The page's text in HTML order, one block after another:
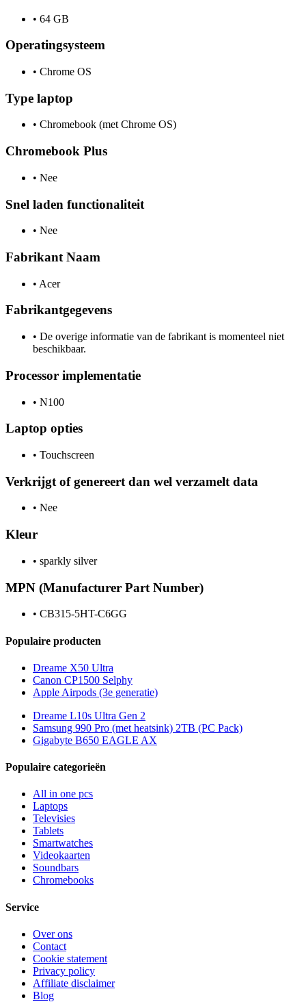
• 64 GB
Operatingsysteem
• Chrome OS
Type laptop
• Chromebook (met Chrome OS)
Chromebook Plus
• Nee
Snel laden functionaliteit
• Nee
Fabrikant Naam
• Acer
Fabrikantgegevens
• De overige informatie van de fabrikant is momenteel niet
beschikbaar.
Processor implementatie
• N100
Laptop opties
• Touchscreen
Verkrijgt of genereert dan wel verzamelt data
• Nee
Kleur
• sparkly silver
MPN (Manufacturer Part Number)
• CB315-5HT-C6GG
Populaire producten
Dreame X50 Ultra
Canon CP1500 Selphy
Apple Airpods (3e generatie)
Dreame L10s Ultra Gen 2
Samsung 990 Pro (met heatsink) 2TB (PC Pack)
Gigabyte B650 EAGLE AX
Populaire categorieën
All in one pcs
Laptops
Televisies
Tablets
Smartwatches
Videokaarten
Soundbars
Chromebooks
Service
Over ons
Contact
Cookie statement
Privacy policy
Affiliate disclaimer
Blog